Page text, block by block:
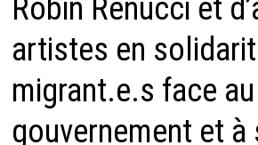
Robin Renucci et
artistes en
migrant.e.s face au
gouvernement et à